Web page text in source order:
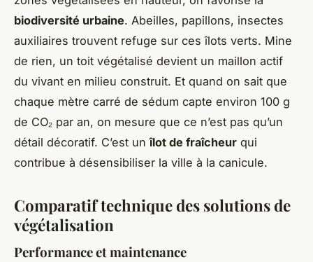
biodiversité urbaine. Abeilles, papillons, insectes
auxiliaires trouvent refuge sur ces îlots verts. Mine
de rien, un toit végétalisé devient un maillon actif
du vivant en milieu construit. Et quand on sait que
chaque mètre carré de sédum capte environ 100 g
de CO₂ par an, on mesure que ce n’est pas qu’un
détail décoratif. C’est unîlot de fraîcheur qui
contribue à désensibiliser la ville à la canicule.
Comparatif technique des solutions de
végétalisation
Performance et maintenance